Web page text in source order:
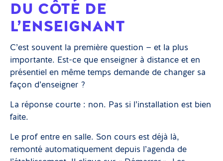
DU CÔTÉ DE
L’ENSEIGNANT
C’est souvent la première question — et la plus
importante. Est-ce que enseigner à distance et en
présentiel en même temps demande de changer sa
façon d’enseigner ?
La réponse courte : non. Pas si l’installation est bien
faite.
Le prof entre en salle. Son cours est déjà là,
remonté automatiquement depuis l’agenda de